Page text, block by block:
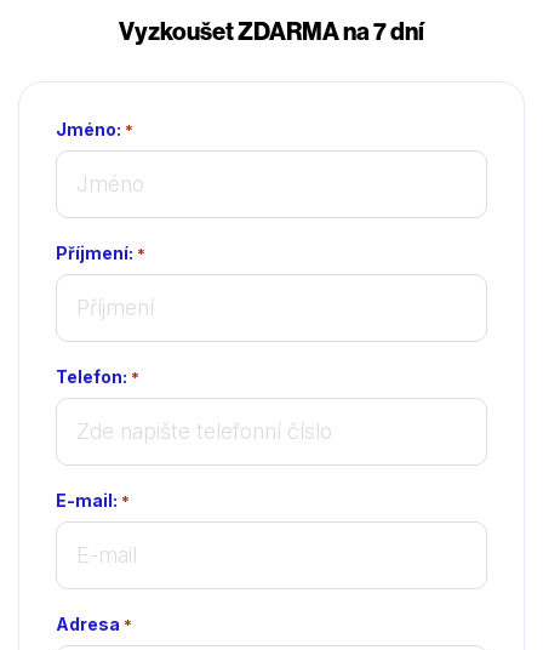
Vyzkoušet ZDARMA na 7 dní
Jméno: *
Příjmení: *
Telefon: *
E-mail: *
Adresa *